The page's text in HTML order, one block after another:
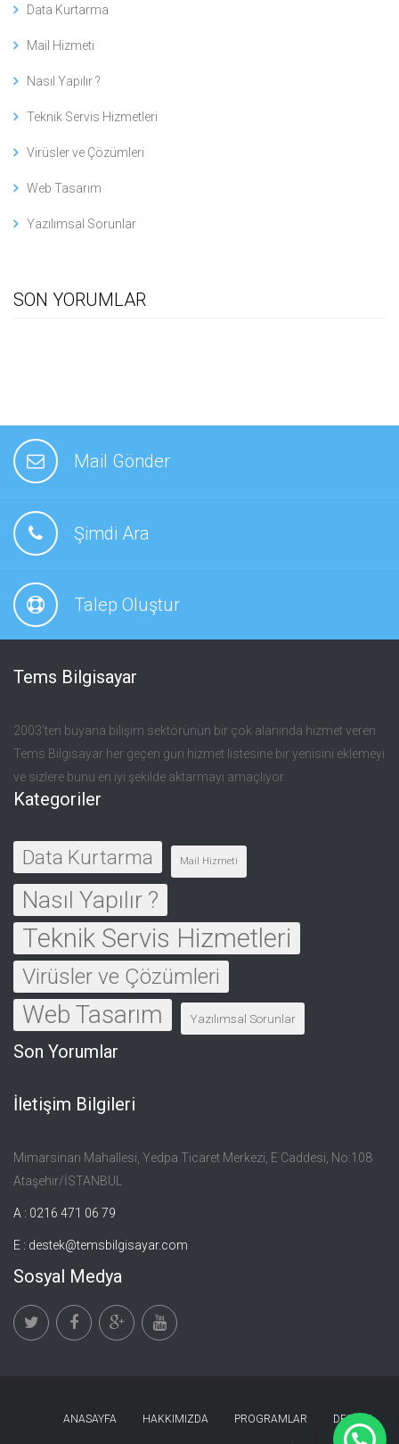
Data Kurtarma
Mail Hizmeti
Nasıl Yapılır ?
Teknik Servis Hizmetleri
Virüsler ve Çözümleri
Web Tasarım
Yazılımsal Sorunlar
SON YORUMLAR
Mail Gönder
Şimdi Ara
Talep Oluştur
Tems Bilgisayar
2003’ten buyana bilişim sektörünün bir çok alanında hizmet veren
Tems Bilgisayar her geçen gün hizmet listesine bir yenisini eklemeyi
ve sizlere bunu en iyi şekilde aktarmayı amaçlıyor.
Kategoriler
Data Kurtarma Mail Hizmeti
Nasıl Yapılır ?
Teknik Servis Hizmetleri
Virüsler ve Çözümleri
Web Tasarım Yazılımsal Sorunlar
Son Yorumlar
İletişim Bilgileri
Mimarsinan Mahallesi, Yedpa Ticaret Merkezi, E Caddesi, No:108
Ataşehir/İSTANBUL
A : 0216 471 06 79
E : destek@temsbilgisayar.com
Sosyal Medya
ANASAYFA HAKKIMIZDA PROGRAMLAR DESTEK